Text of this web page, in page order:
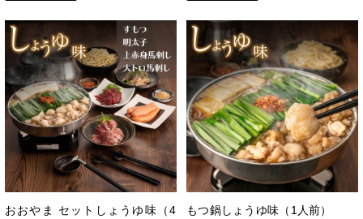
おおやま セットしょうゆ味（4
もつ鍋しょうゆ味（1人前）